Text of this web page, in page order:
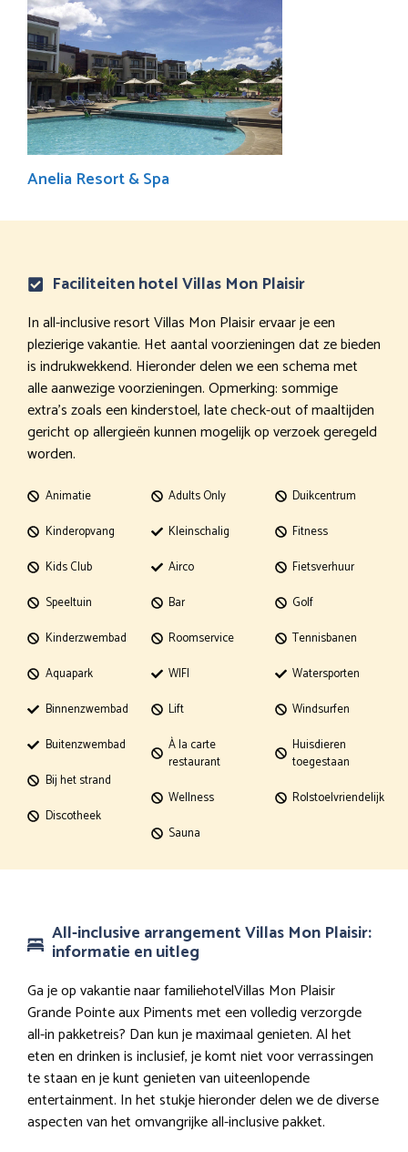
Anelia Resort & Spa
Faciliteiten hotel Villas Mon Plaisir
In all-inclusive resort Villas Mon Plaisir ervaar je een
plezierige vakantie. Het aantal voorzieningen dat ze bieden
is indrukwekkend. Hieronder delen we een schema met
alle aanwezige voorzieningen. Opmerking: sommige
extra’s zoals een kinderstoel, late check-out of maaltijden
gericht op allergieën kunnen mogelijk op verzoek geregeld
worden.
Animatie
Kinderopvang
Kids Club
Speeltuin
Kinderzwembad
Aquapark
Binnenzwembad
Buitenzwembad
Bij het strand
Discotheek
Adults Only
Kleinschalig
Airco
Bar
Roomservice
WIFI
Lift
À la carte
restaurant
Wellness
Sauna
Duikcentrum
Fitness
Fietsverhuur
Golf
Tennisbanen
Watersporten
Windsurfen
Huisdieren
toegestaan
Rolstoelvriendelijk
All-inclusive arrangement Villas Mon Plaisir:
informatie en uitleg
Ga je op vakantie naar familiehotelVillas Mon Plaisir
Grande Pointe aux Piments met een volledig verzorgde
all-in pakketreis? Dan kun je maximaal genieten. Al het
eten en drinken is inclusief, je komt niet voor verrassingen
te staan en je kunt genieten van uiteenlopende
entertainment. In het stukje hieronder delen we de diverse
aspecten van het omvangrijke all-inclusive pakket.